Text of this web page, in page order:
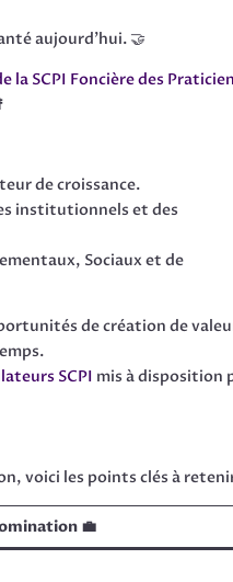
aujourd’hui. 🤝
la SCPI Foncière des
de croissance.
institutionnels et des
Sociaux et de
de création de
SCPI mis à disposition
voici les points clés à
💼